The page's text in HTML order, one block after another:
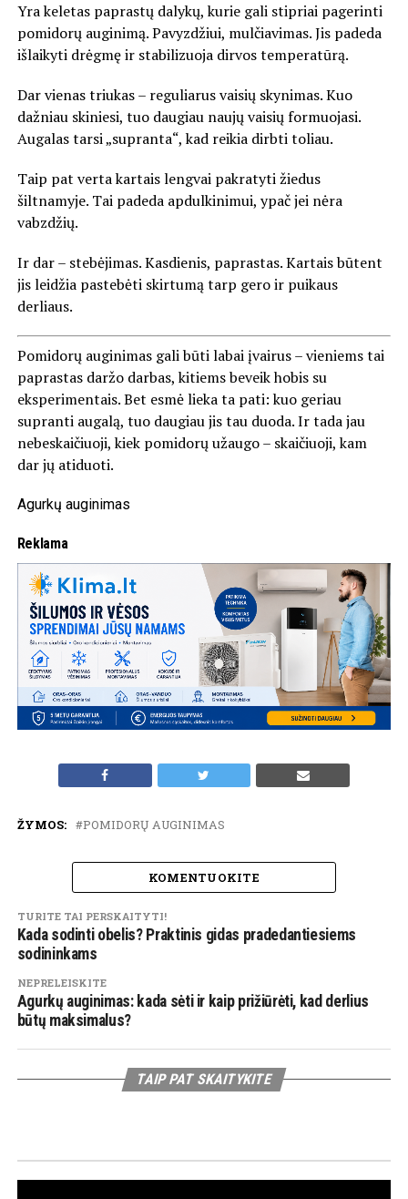
Yra keletas paprastų dalykų, kurie gali stipriai pagerinti
pomidorų auginimą. Pavyzdžiui, mulčiavimas. Jis padeda
išlaikyti drėgmę ir stabilizuoja dirvos temperatūrą.
Dar vienas triukas – reguliarus vaisių skynimas. Kuo
dažniau skiniesi, tuo daugiau naujų vaisių formuojasi.
Augalas tarsi „supranta“, kad reikia dirbti toliau.
Taip pat verta kartais lengvai pakratyti žiedus
šiltnamyje. Tai padeda apdulkinimui, ypač jei nėra
vabzdžių.
Ir dar – stebėjimas. Kasdienis, paprastas. Kartais būtent
jis leidžia pastebėti skirtumą tarp gero ir puikaus
derliaus.
Pomidorų auginimas gali būti labai įvairus – vieniems tai
paprastas daržo darbas, kitiems beveik hobis su
eksperimentais. Bet esmė lieka ta pati: kuo geriau
supranti augalą, tuo daugiau jis tau duoda. Ir tada jau
nebeskaičiuoji, kiek pomidorų užaugo – skaičiuoji, kam
dar jų atiduoti.
Agurkų auginimas
Reklama
ŽYMOS: POMIDORŲ AUGINIMAS
KOMENTUOKITE
TURITE TAI PERSKAITYTI!
Kada sodinti obelis? Praktinis gidas pradedantiesiems
sodininkams
NEPRELEISKITE
Agurkų auginimas: kada sėti ir kaip prižiūrėti, kad derlius
būtų maksimalus?
TAIP PAT SKAITYKITE